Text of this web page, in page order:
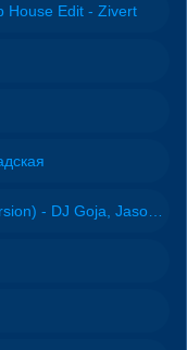
House Edit - Zivert